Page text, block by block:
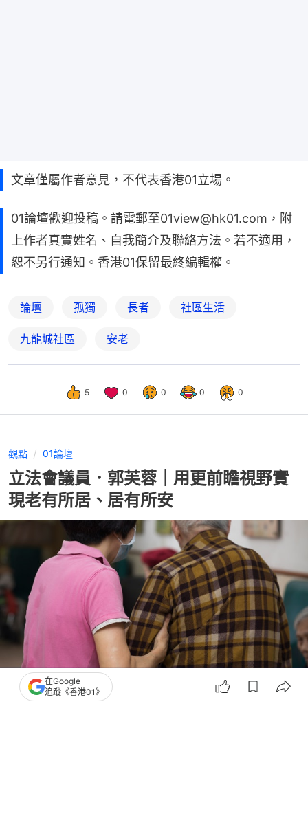
文章僅屬作者意見，不代表香港01立場。
01論壇歡迎投稿。請電郵至01view@hk01.com，附
上作者真實姓名、自我簡介及聯絡方法。若不適用，
恕不另行通知。香港01保留最終編輯權。
論壇 孤獨 長者 社區生活
九龍城社區 安老
5 0 0 0 0
觀點 01論壇
立法會議員．郭芙蓉｜用更前瞻視野實
現老有所居、居有所安
撰文：01論壇
在Google
追蹤《香港01》